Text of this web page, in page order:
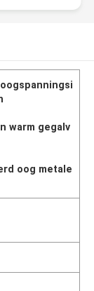
warm gegalv
oog metale